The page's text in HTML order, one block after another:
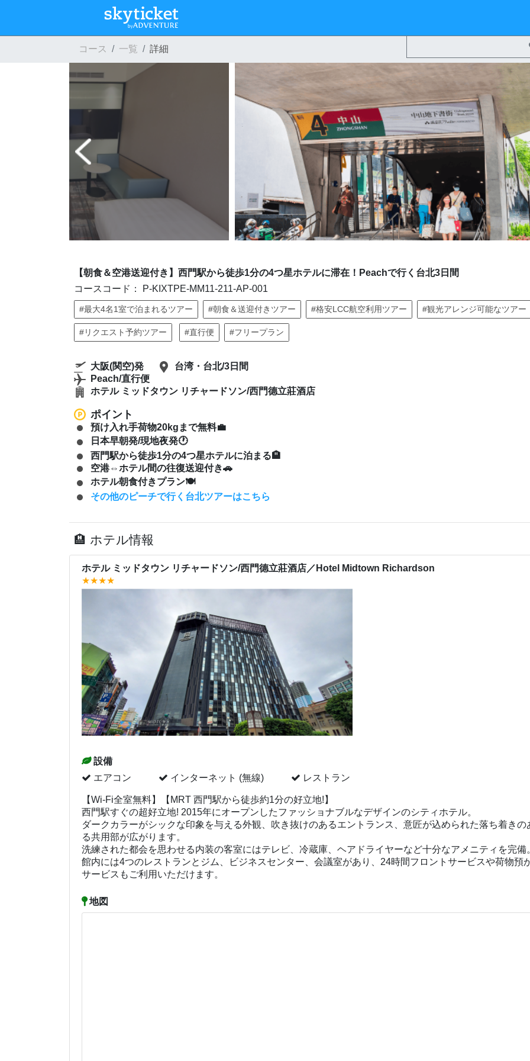
コース 一覧 詳細
【朝食＆空港送迎付き】西門駅から徒歩1分の4つ星ホテルに滞在！Peachで行く台北3日間
コースコード： P-KIXTPE-MM11-211-AP-001
#最大4名1室で泊まれるツアー #朝食＆送迎付きツアー #格安LCC航空利用ツアー #観光アレンジ可能なツアー
#リクエスト予約ツアー #直行便 #フリープラン
大阪(関空)発
台湾・台北/3日間
Peach/直行便
ホテル ミッドタウン リチャードソン/西門德立莊酒店
ポイント
預け入れ手荷物20kgまで無料💼
日本早朝発/現地夜発🕐
西門駅から徒歩1分の4つ星ホテルに泊まる🏨
空港⇔ホテル間の往復送迎付き🚗
ホテル朝食付きプラン🍽️
その他のピーチで行く台北ツアーはこちら
ホテル情報
ホテル ミッドタウン リチャードソン/西門德立莊酒店／ Hotel Midtown Richardson
★★★★
設備
エアコン
インターネット (無線) レストラン
【Wi-Fi全室無料】【MRT 西門駅から徒歩約1分の好立地!】
西門駅すぐの超好立地! 2015年にオープンしたファッショナブルなデザインのシティホテル。
ダークカラーがシックな印象を与える外観、吹き抜けのあるエントランス、意匠が込められた落ち着きの
る共用部が広がります。
洗練された都会を思わせる内装の客室にはテレビ、冷蔵庫、ヘアドライヤーなど十分なアメニティを完備
館内には4つのレストランとジム、ビジネスセンター、会議室があり、24時間フロントサービスや荷物預
サービスもご利用いただけます。
地図